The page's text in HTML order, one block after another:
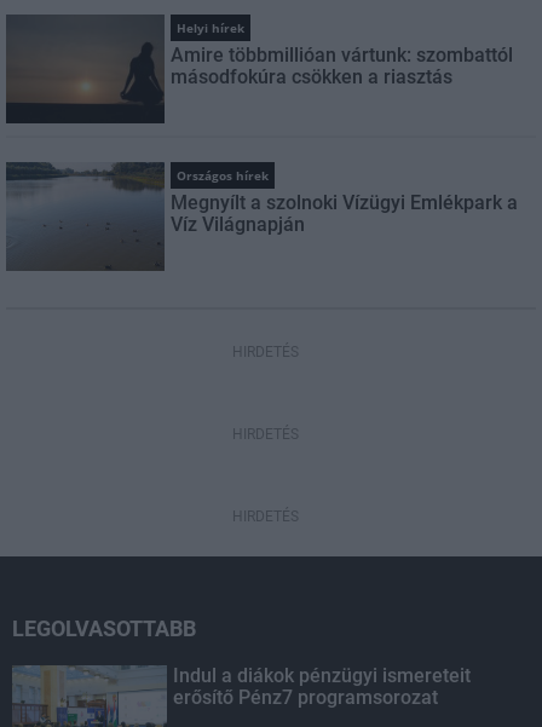
Helyi hírek
Amire többmillióan vártunk: szombattól
másodfokúra csökken a riasztás
Országos hírek
Megnyílt a szolnoki Vízügyi Emlékpark a
Víz Világnapján
HIRDETÉS
HIRDETÉS
HIRDETÉS
LEGOLVASOTTABB
Indul a diákok pénzügyi ismereteit
erősítő Pénz7 programsorozat